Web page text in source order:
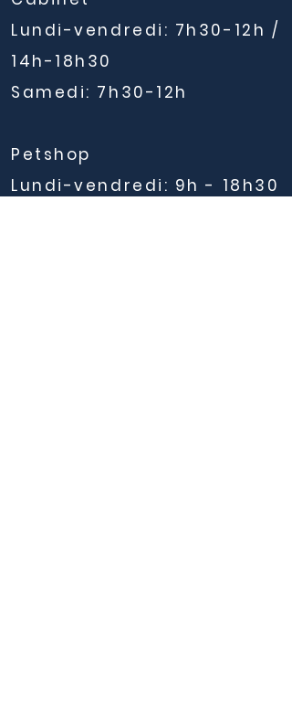
Lundi-vendredi: 7h30-12h /
14h-18h30
Samedi: 7h30-12h
Petshop
Lundi-vendredi: 9h - 18h30